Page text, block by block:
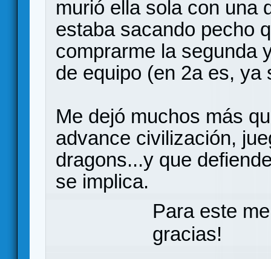
murió ella sola con una
estaba sacando pecho
comprarme la segunda
de equipo (en 2a es, ya
Me dejó muchos más
advance civilización,
dragons...y que
se implica.
Para este
gracias!